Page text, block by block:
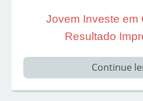
Jovem Investe em
Resultado
Continue